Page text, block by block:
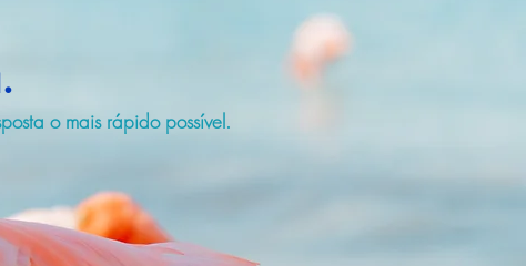
o mais rápido possível.